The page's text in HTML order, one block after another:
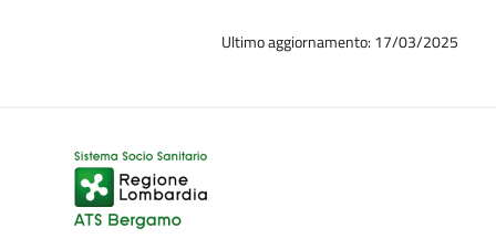
Ultimo aggiornamento: 17/03/2025